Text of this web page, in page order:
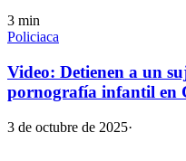
3 min
Policiaca
Video: Detienen a un
pornografía infantil en
3 de octubre de 2025·